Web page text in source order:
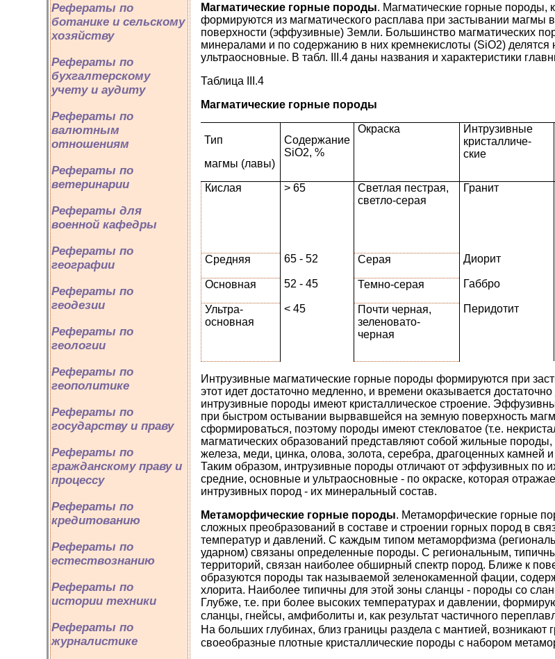
Рефераты по
ботанике и сельскому
хозяйству
Рефераты по
бухгалтерскому
учету и аудиту
Рефераты по
валютным
отношениям
Рефераты по
ветеринарии
Рефераты для
военной кафедры
Рефераты по
географии
Рефераты по
геодезии
Рефераты по
геологии
Рефераты по
геополитике
Рефераты по
государству и праву
Рефераты по
гражданскому праву и
процессу
Рефераты по
кредитованию
Рефераты по
естествознанию
Рефераты по
истории техники
Рефераты по
журналистике
Магматические горные породы. Магматические горные породы,
формируются из магматического расплава при застывании магмы
поверхности (эффузивные) Земли. Большинство магматических
минералами и по содержанию в них кремнекислоты (SiO2) делятся
ультраосновные. В табл. III.4 даны названия и характеристики
Таблица III.4
Магматические горные породы
Тип
магмы (лавы)
Содер­жание
SiO2, %
Окраска
Интрузив­ные
кристалличе­
ские
Кислая > 65
Светлая пестрая,
светло-серая
Гранит
Средняя 65 - 52 Серая Диорит
Основная 52 - 45 Темно-серая Габбро
Ультра­
основная
< 45
Почти черная,
зеленовато-
черная
Перидотит
Интрузивные магматические горные породы формируются при
этот идет достаточно медленно, и времени оказывается
интрузивные породы имеют кристаллическое строение.
при быстром остывании вырвавшейся на земную поверхность
сформироваться, поэтому породы имеют стекловатое (т.е.
магматических образований представляют собой жильные
железа, меди, цинка, олова, золота, серебра, драгоценных камней
Таким образом, интрузивные породы отличают от эффузивных по
средние, основные и ультраосновные - по окраске, которая
интрузивных пород - их минеральный состав.
Метаморфические горные породы. Метаморфические горные
сложных преобразований в составе и строении горных пород в
температур и давлений. С каждым типом метаморфизма
ударном) связаны определенные породы. С региональным,
территорий, связан наиболее обширный спектр пород. Ближе к
образуются породы так называемой зеленокаменной фации,
хлорита. Наиболее типичны для этой зоны сланцы - породы со
Глубже, т.е. при более высоких температурах и давлении,
сланцы, гнейсы, амфиболиты и, как результат частичного
На больших глубинах, близ границы раздела с мантией, возникают
своеобразные плотные кристаллические породы с набором